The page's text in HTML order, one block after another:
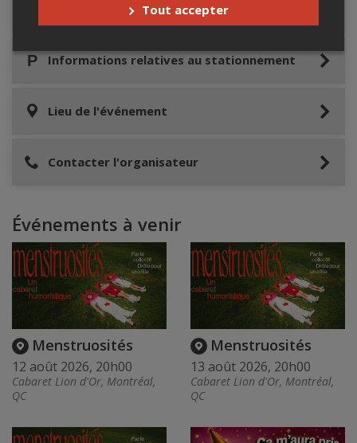
Accès au site de l'événement
Informations relatives au stationnement
Lieu de l'événement
Contacter l'organisateur
Événements à venir
Menstruosités
12 août 2026, 20h00
Cabaret Lion d'Or, Montréal,
QC
Menstruosités
13 août 2026, 20h00
Cabaret Lion d'Or, Montréal,
QC
Tout accepter